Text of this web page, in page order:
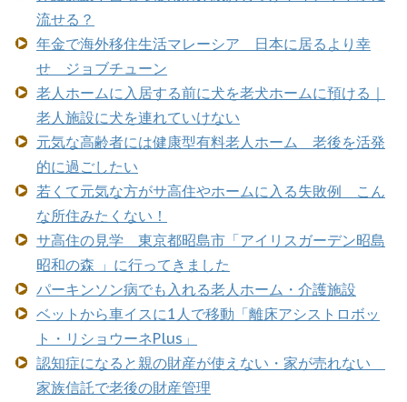
流せる？
年金で海外移住生活マレーシア 日本に居るより幸
せ ジョブチューン
老人ホームに入居する前に犬を老犬ホームに預ける｜
老人施設に犬を連れていけない
元気な高齢者には健康型有料老人ホーム 老後を活発
的に過ごしたい
若くて元気な方がサ高住やホームに入る失敗例 こん
な所住みたくない！
サ高住の見学 東京都昭島市「アイリスガーデン昭島
昭和の森 」に行ってきました
パーキンソン病でも入れる老人ホーム・介護施設
ベットから車イスに1人で移動「離床アシストロボッ
ト・リショウーネPlus」
認知症になると親の財産が使えない・家が売れない
家族信託で老後の財産管理